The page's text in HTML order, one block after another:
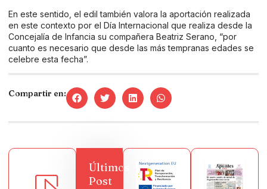
En este sentido, el edil también valora la aportación realizada
en este contexto por el Día Internacional que realiza desde la
Concejalía de Infancia su compañera Beatriz Serano, “por
cuanto es necesario que desde las más tempranas edades se
celebre esta fecha”.
Compartir en:
Últimos
Post